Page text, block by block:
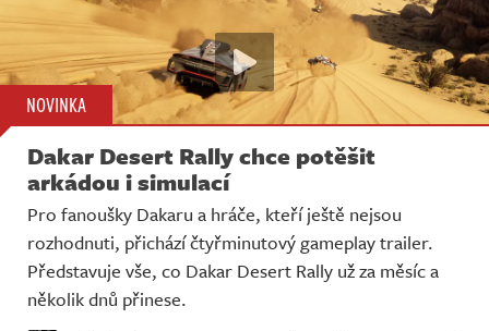
NOVINKA
Dakar Desert Rally chce potěšit
arkádou i simulací
Pro fanoušky Dakaru a hráče, kteří ještě nejsou
rozhodnuti, přichází čtyřminutový gameplay trailer.
Představuje vše, co Dakar Desert Rally už za měsíc a
několik dnů přinese.